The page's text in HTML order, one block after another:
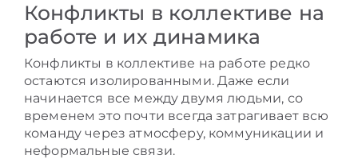
Конфликты в коллективе на
работе и их динамика
Конфликты в коллективе на работе редко
остаются изолированными. Даже если
начинается все между двумя людьми, со
временем это почти всегда затрагивает всю
команду через атмосферу, коммуникации и
неформальные связи.